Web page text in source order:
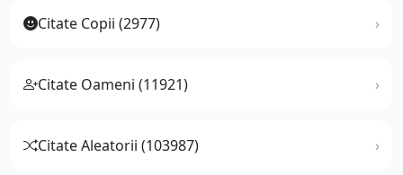
Citate Copii (2977)
Citate Oameni (11921)
Citate Aleatorii (103987)